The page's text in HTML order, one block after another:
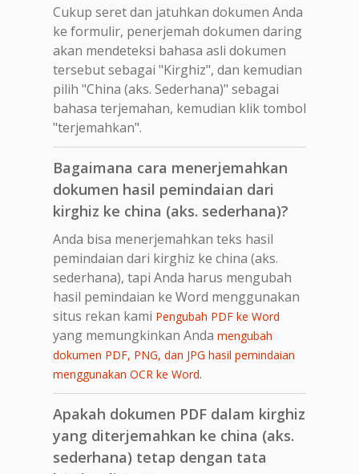
Cukup seret dan jatuhkan dokumen Anda
ke formulir, penerjemah dokumen daring
akan mendeteksi bahasa asli dokumen
tersebut sebagai "Kirghiz", dan kemudian
pilih "China (aks. Sederhana)" sebagai
bahasa terjemahan, kemudian klik tombol
"terjemahkan".
Bagaimana cara menerjemahkan
dokumen hasil pemindaian dari
kirghiz ke china (aks. sederhana)?
Anda bisa menerjemahkan teks hasil
pemindaian dari kirghiz ke china (aks.
sederhana), tapi Anda harus mengubah
hasil pemindaian ke Word menggunakan
situs rekan kami Pengubah PDF ke Word
yang memungkinkan Anda mengubah
dokumen PDF, PNG, dan JPG hasil pemindaian
menggunakan OCR ke Word.
Apakah dokumen PDF dalam kirghiz
yang diterjemahkan ke china (aks.
sederhana) tetap dengan tata